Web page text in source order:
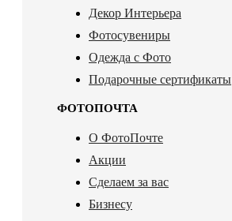
Декор Интерьера
Фотосувениры
Одежда с Фото
Подарочные сертификаты
ФОТОПОЧТА
О ФотоПочте
Акции
Сделаем за вас
Бизнесу